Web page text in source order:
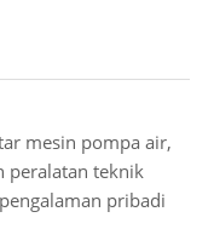
mesin pompa air,
peralatan teknik
pribadi